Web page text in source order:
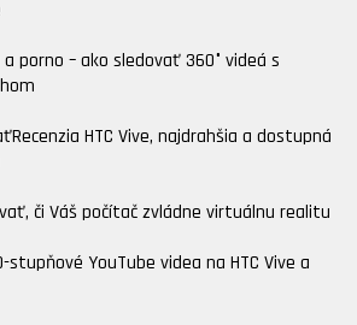
porno – ako sledovať 360° videá s
Recenzia HTC Vive, najdrahšia a dostupná
či Váš počítač zvládne virtuálnu realitu
YouTube videa na HTC Vive a